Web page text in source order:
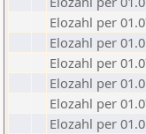
Elozahl per
Elozahl per
Elozahl per
Elozahl per
Elozahl per
Elozahl per